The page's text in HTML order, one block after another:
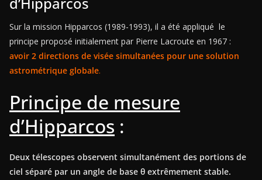
Sur la mission Hipparcos (1989-1993), il a été appliqué le
principe proposé initialement par Pierre Lacroute en 1967 :
avoir 2 directions de visée simultanées pour une solution
astrométrique globale.
Principe de mesure
d’Hipparcos :
Deux télescopes observent simultanément des portions de
ciel séparé par un angle de base θ extrêmement stable.